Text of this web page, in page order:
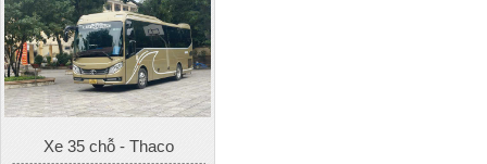
Xe 35 chỗ - Thaco